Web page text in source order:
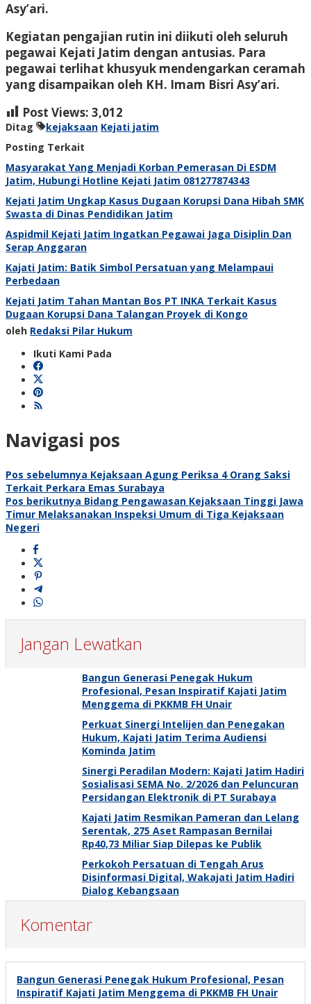
Asy’ari.
Kegiatan pengajian rutin ini diikuti oleh seluruh
pegawai Kejati Jatim dengan antusias. Para
pegawai terlihat khusyuk mendengarkan ceramah
yang disampaikan oleh KH. Imam Bisri Asy’ari.
Post Views: 3,012
Ditag kejaksaan Kejati jatim
Posting Terkait
Masyarakat Yang Menjadi Korban Pemerasan Di ESDM
Jatim, Hubungi Hotline Kejati Jatim 081277874343
Kejati Jatim Ungkap Kasus Dugaan Korupsi Dana Hibah SMK
Swasta di Dinas Pendidikan Jatim
Aspidmil Kejati Jatim Ingatkan Pegawai Jaga Disiplin Dan
Serap Anggaran
Kajati Jatim: Batik Simbol Persatuan yang Melampaui
Perbedaan
Kejati Jatim Tahan Mantan Bos PT INKA Terkait Kasus
Dugaan Korupsi Dana Talangan Proyek di Kongo
oleh Redaksi Pilar Hukum
Ikuti Kami Pada
Navigasi pos
Pos sebelumnya Kejaksaan Agung Periksa 4 Orang Saksi
Terkait Perkara Emas Surabaya
Pos berikutnya Bidang Pengawasan Kejaksaan Tinggi Jawa
Timur Melaksanakan Inspeksi Umum di Tiga Kejaksaan
Negeri
Jangan Lewatkan
Bangun Generasi Penegak Hukum
Profesional, Pesan Inspiratif Kajati Jatim
Menggema di PKKMB FH Unair
Perkuat Sinergi Intelijen dan Penegakan
Hukum, Kajati Jatim Terima Audiensi
Kominda Jatim
Sinergi Peradilan Modern: Kajati Jatim Hadiri
Sosialisasi SEMA No. 2/2026 dan Peluncuran
Persidangan Elektronik di PT Surabaya
Kajati Jatim Resmikan Pameran dan Lelang
Serentak, 275 Aset Rampasan Bernilai
Rp40,73 Miliar Siap Dilepas ke Publik
Perkokoh Persatuan di Tengah Arus
Disinformasi Digital, Wakajati Jatim Hadiri
Dialog Kebangsaan
Komentar
Bangun Generasi Penegak Hukum Profesional, Pesan
Inspiratif Kajati Jatim Menggema di PKKMB FH Unair